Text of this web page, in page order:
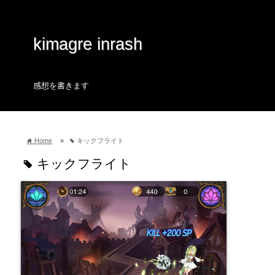
kimagre inrash
感想を書きます
home Home » tag キックフライト
tag キックフライト